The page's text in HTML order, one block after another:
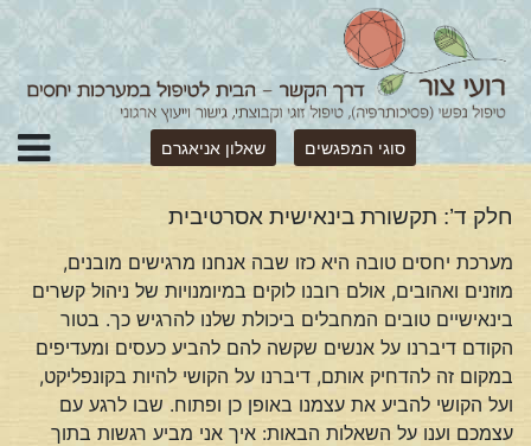
סוגי המפגשים שאלון אניאגרם
חלק ד’: תקשורת בינאישית אסרטיבית
מערכת יחסים טובה היא כזו שבה אנחנו מרגישים מובנים,
מוזנים ואהובים, אולם רובנו לוקים במיומנויות של ניהול קשרים
בינאישיים טובים המחבלים ביכולת שלנו להרגיש כך. בטור
הקודם דיברנו על אנשים שקשה להם להביע כעסים ומעדיפים
במקום זה להדחיק אותם, דיברנו על הקושי להיות בקונפליקט,
ועל הקושי להביע את עצמנו באופן כן ופתוח. שבו לרגע עם
עצמכם וענו על השאלות הבאות: איך אני מביע רגשות בתוך